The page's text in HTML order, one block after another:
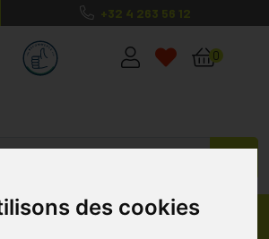
des cookies
+32 4 263 56 12
MaPharmacie.be ma santé, mes
0
Produits